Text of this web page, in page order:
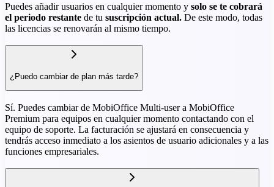
Puedes añadir usuarios en cualquier momento y solo se te cobrará
el periodo restante de tu suscripción actual. De este modo, todas
las licencias se renovarán al mismo tiempo.
¿Puedo cambiar de plan más tarde?
Sí. Puedes cambiar de MobiOffice Multi-user a MobiOffice
Premium para equipos en cualquier momento contactando con el
equipo de soporte. La facturación se ajustará en consecuencia y
tendrás acceso inmediato a los asientos de usuario adicionales y a las
funciones empresariales.